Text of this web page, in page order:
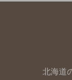
北海道